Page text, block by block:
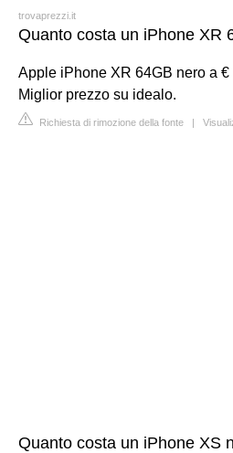
trovaprezzi.it
Quanto costa un iPhone XR
Apple iPhone XR 64GB nero a €
Miglior prezzo su idealo.
Richiesta di rimozione della fonte |
Quanto costa un iPhone XS